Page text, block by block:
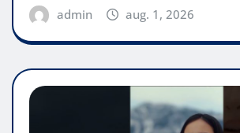
admin aug. 1, 2026